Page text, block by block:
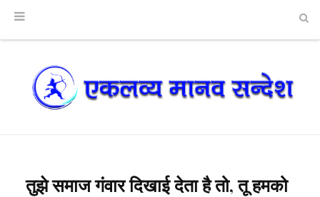
तुझे समाज गंवार दिखाई देता है तो, तू हमको